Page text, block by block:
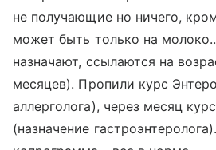
не получающие но ничего,
может быть только на
назначают, ссылаются на
месяцев). Пропили курс
аллерголога), через месяц
(назначение